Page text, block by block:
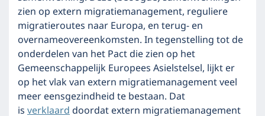
zien op extern migratiemanagement, reguliere
migratieroutes naar Europa, en terug- en
overnameovereenkomsten. In tegenstelling tot de
onderdelen van het Pact die zien op het
Gemeenschappelijk Europees Asielstelsel, lijkt er
op het vlak van extern migratiemanagement veel
meer eensgezindheid te bestaan. Dat
isverklaarddoordat extern migratiemanagement